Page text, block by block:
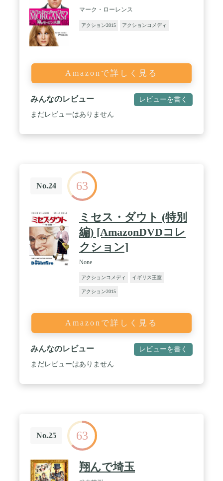
マーク・ローレンス
アクション2015 アクションコメディ
Amazonで詳しく見る
みんなのレビュー レビューを書く
まだレビューはありません
No.24 63
ミセス・ダウト (特別
編) [AmazonDVDコレ
クション]
None
アクションコメディ イギリス王室
アクション2015
Amazonで詳しく見る
みんなのレビュー レビューを書く
まだレビューはありません
No.25 63
翔んで埼玉